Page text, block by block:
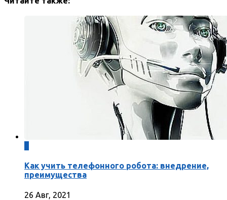
Как учить телефонного робота: внедрение,
преимущества
26 Авг, 2021